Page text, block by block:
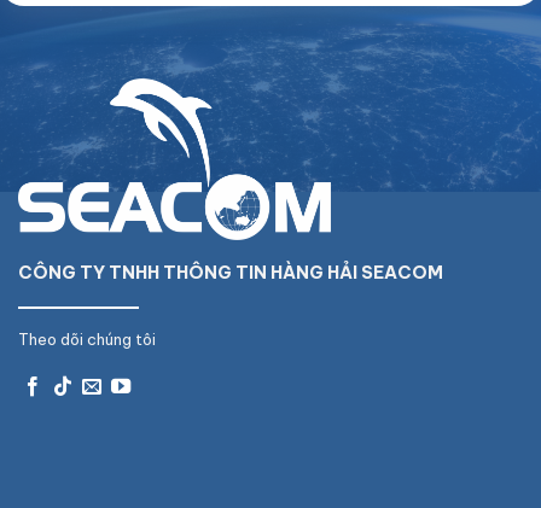
CÔNG TY TNHH THÔNG TIN HÀNG HẢI SEACOM
Theo dõi chúng tôi